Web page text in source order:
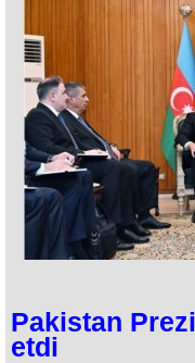
Pakistan
etdi